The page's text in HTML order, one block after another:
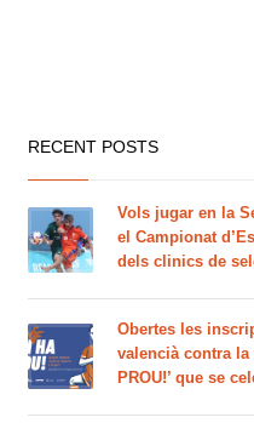
RECENT POSTS
Vols jugar en la
el Campionat
dels clinics de
Obertes les
valencià contra la
PROU!’ que se